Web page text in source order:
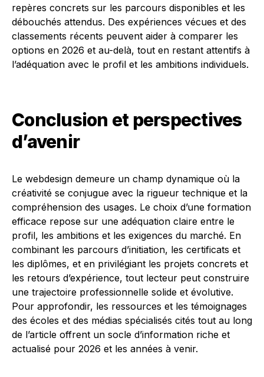
repères concrets sur les parcours disponibles et les
débouchés attendus. Des expériences vécues et des
classements récents peuvent aider à comparer les
options en 2026 et au-delà, tout en restant attentifs à
l’adéquation avec le profil et les ambitions individuels.
Conclusion et perspectives
d’avenir
Le webdesign demeure un champ dynamique où la
créativité se conjugue avec la rigueur technique et la
compréhension des usages. Le choix d’une formation
efficace repose sur une adéquation claire entre le
profil, les ambitions et les exigences du marché. En
combinant les parcours d’initiation, les certificats et
les diplômes, et en privilégiant les projets concrets et
les retours d’expérience, tout lecteur peut construire
une trajectoire professionnelle solide et évolutive.
Pour approfondir, les ressources et les témoignages
des écoles et des médias spécialisés cités tout au long
de l’article offrent un socle d’information riche et
actualisé pour 2026 et les années à venir.